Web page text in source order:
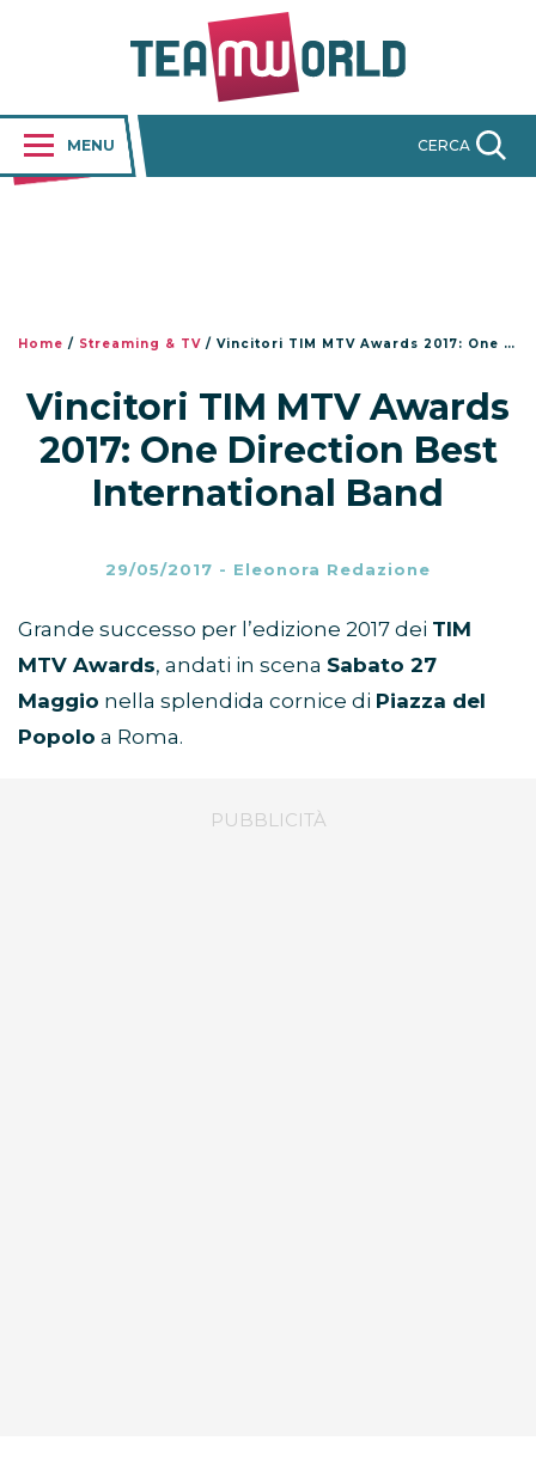
MENU CERCA
Home / Streaming & TV / Vincitori TIM MTV Awards 2017: One Direction Best International Band
Vincitori TIM MTV Awards
2017: One Direction Best
International Band
29/05/2017 - Eleonora Redazione
Grande successo per l’edizione 2017 dei TIM
MTV Awards, andati in scena Sabato 27
Maggio nella splendida cornice di Piazza del
Popolo a Roma.